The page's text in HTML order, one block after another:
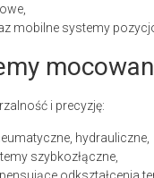
mobilne systemy
i precyzję:
hydrauliczne,
szybkozłączne,